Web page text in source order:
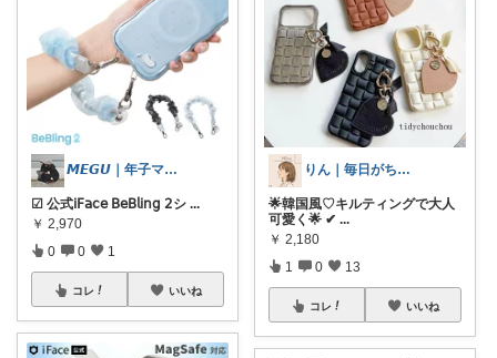
𝙈𝙀𝙂𝙐｜年子ママ の暮らし
☑︎ 公式𝗂𝖥𝖺𝖼𝖾 𝖡𝖾𝖡𝗅𝗂𝗇𝗀 𝟤シ ...
￥ 2,970
0 0 1
コレ いいね
りん｜毎日がちょっと好きになる🕊️
🌟韓国風♡キルティングで大人
可愛く🌟 ✔ ...
￥ 2,180
1 0 13
コレ いいね